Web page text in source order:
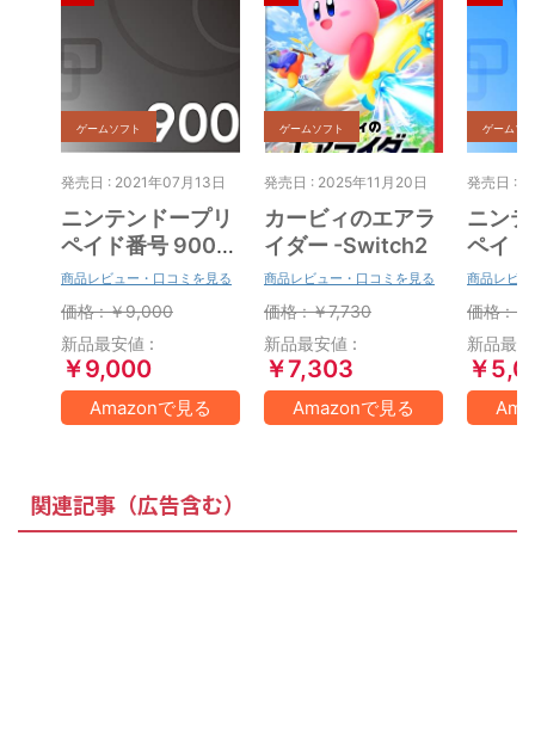
ゲームソフト
発売日 : 2021年07月13日
ニンテンドープリ
ペイド番号 9000
円|オンラインコー
ド版
商品レビュー・口コミを見る
価格 : ￥9,000
新品最安値 :
￥9,000
Amazonで見る
ゲームソフト
発売日 : 2025年11月20日
カービィのエアラ
イダー -Switch2
商品レビュー・口コミを見る
価格 : ￥7,730
新品最安値 :
￥7,303
Amazonで見る
ゲームソ
発売日 :
ニン
ペイ
円|オ
ド版
商品レビ
価格 :
新品最
￥
関連記事（広告含む）